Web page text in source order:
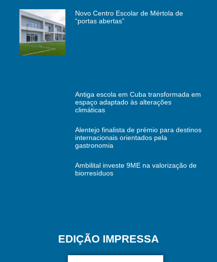
Novo Centro Escolar de Mértola de
“portas abertas”
Antiga escola em Cuba transformada em
espaço adaptado às alterações
climáticas
Alentejo finalista de prémio para destinos
internacionais orientados pela
gastronomia
Ambilital investe 9ME na valorização de
biorresíduos
EDIÇÃO IMPRESSA